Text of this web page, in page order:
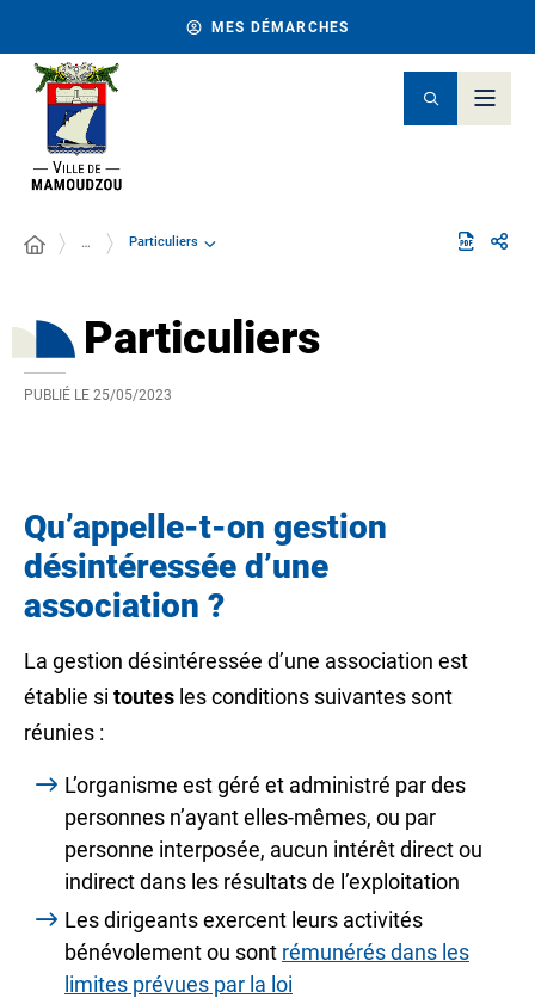
MES DÉMARCHES
… Particuliers
Particuliers
PUBLIÉ LE 25/05/2023
Qu’appelle-t-on gestion
désintéressée d’une
association ?
La gestion désintéressée d’une association est
établie si toutes les conditions suivantes sont
réunies :
L’organisme est géré et administré par des
personnes n’ayant elles-mêmes, ou par
personne interposée, aucun intérêt direct ou
indirect dans les résultats de l’exploitation
Les dirigeants exercent leurs activités
bénévolementou sont rémunérés dans les
limites prévues par la loi